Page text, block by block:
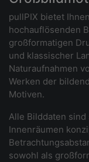
pullPIX bietet
hochauflösenden
großformatigen
und klassischer
Naturaufnahmen
Werken der
Motiven.
Alle Bilddaten
Innenräumen
sowohl als